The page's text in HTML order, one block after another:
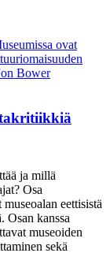
ja millä
Osa
eettisistä
Osan kanssa
museoiden
sekä